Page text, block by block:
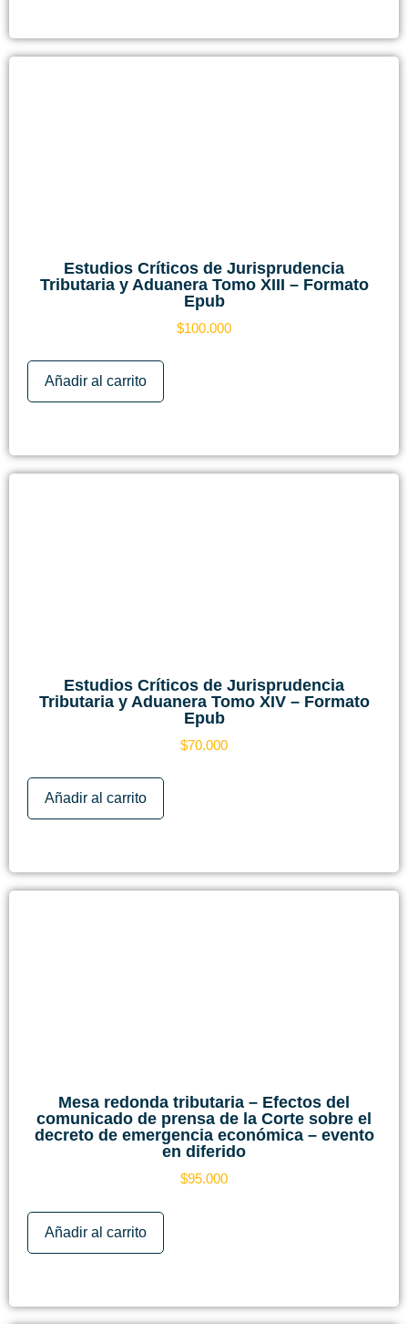
Estudios Críticos de Jurisprudencia
Tributaria y Aduanera Tomo XIII – Formato
Epub
$100.000
Añadir al carrito
Estudios Críticos de Jurisprudencia
Tributaria y Aduanera Tomo XIV – Formato
Epub
$70.000
Añadir al carrito
Mesa redonda tributaria – Efectos del
comunicado de prensa de la Corte sobre el
decreto de emergencia económica – evento
en diferido
$95.000
Añadir al carrito